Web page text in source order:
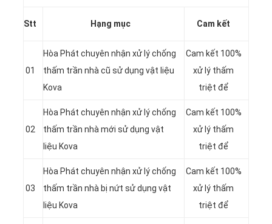
Stt Hạng mục Cam kết
01
Hòa Phát chuyên nhận xử lý chống
thấm trần nhà cũ sử dụng vật liệu
Kova
Cam kết 100%
xử lý thấm
triệt để
02
Hòa Phát chuyên nhận xử lý chống
thấm trần nhà mới sử dụng vật
liệu Kova
Cam kết 100%
xử lý thấm
triệt để
03
Hòa Phát chuyên nhận xử lý chống
thấm trần nhà bị nứt sử dụng vật
liệu Kova
Cam kết 100%
xử lý thấm
triệt để